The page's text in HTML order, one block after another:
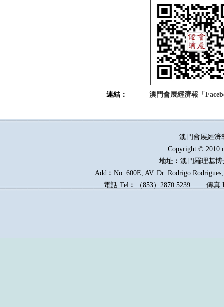
連結： 澳門會展經濟報「
澳門會展經
Copyright © 2010
地址︰澳門羅理基
Add︰No. 600E, AV. Dr. Rodrigo
電話 Tel︰（853）2870 5239傳真